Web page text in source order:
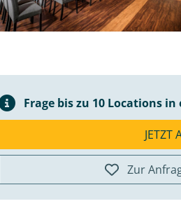
Frage bis zu 10 Locations
JETZT
Zur